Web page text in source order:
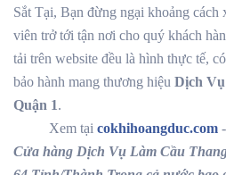
Sắt Tại, Bạn đừng ngại khoảng cách
viên trở tới tận nơi cho quý khách
tải trên website đều là hình thực tế,
bảo hành mang thương hiệu Dịch
Quận 1.
Xem tại cokhihoangduc.com
Cửa hàng Dịch Vụ Làm Cầu